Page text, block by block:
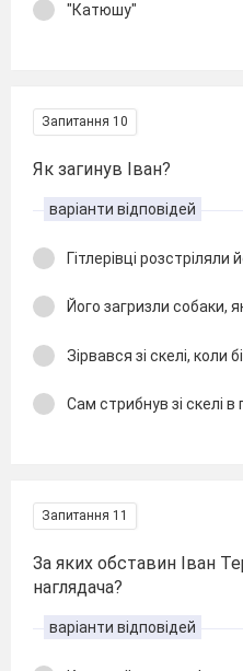
"Катюшу"
Запитання 10
Як загинув Іван?
варіанти відповідей
Гітлерівці розстріляли
Його загризли собаки,
Зірвався зі скелі, коли
Сам стрибнув зі скелі в
Запитання 11
За яких обставин Іван
наглядача?
варіанти відповідей